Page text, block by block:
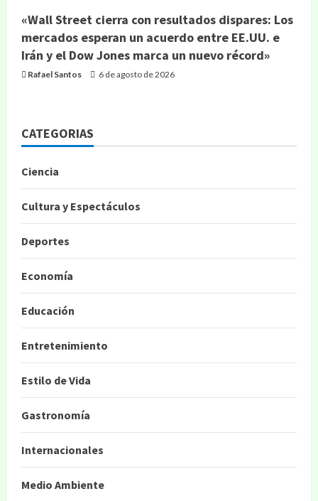
«Wall Street cierra con resultados dispares: Los
mercados esperan un acuerdo entre EE.UU. e
Irán y el Dow Jones marca un nuevo récord»
Rafael Santos 6 de agosto de 2026
CATEGORIAS
Ciencia
Cultura y Espectáculos
Deportes
Economía
Educación
Entretenimiento
Estilo de Vida
Gastronomía
Internacionales
Medio Ambiente